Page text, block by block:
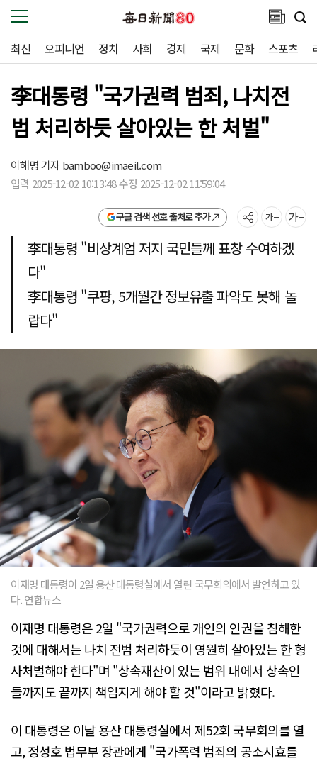
최신 오피니언 정치 사회 경제 국제 문화 스포츠
李대통령 "국가권력 범죄, 나치전
범 처리하듯 살아있는 한 처벌"
이해명 기자bamboo@imaeil.com
입력 2025-12-02 10:13:48 수정 2025-12-02 11:59:04
구글 검색 선호 출처로 추가
李대통령 "비상계엄 저지 국민들께 표창 수여하겠
다"
李대통령 "쿠팡, 5개월간 정보유출 파악도 못해 놀
랍다"
이재명 대통령이 2일 용산 대통령실에서 열린 국무회의에서 발언하고 있
다. 연합뉴스
이재명 대통령은 2일 "국가권력으로 개인의 인권을 침해한
것에 대해서는 나치 전범 처리하듯이 영원히 살아있는 한 형
사처벌해야 한다"며 "상속재산이 있는 범위 내에서 상속인
들까지도 끝까지 책임지게 해야 할 것"이라고 밝혔다.
이 대통령은 이날 용산 대통령실에서 제52회 국무회의를 열
고, 정성호 법무부 장관에게 "국가폭력 범죄의 공소시효를